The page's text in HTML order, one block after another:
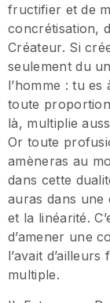
fructifier et de
concrétisation,
Créateur. Si
seulement du
l’homme : tu
toute
là, multiplie
Or toute
amèneras au
dans cette
auras dans une
et la linéarité.
d’amener une
l’avait
multiple.